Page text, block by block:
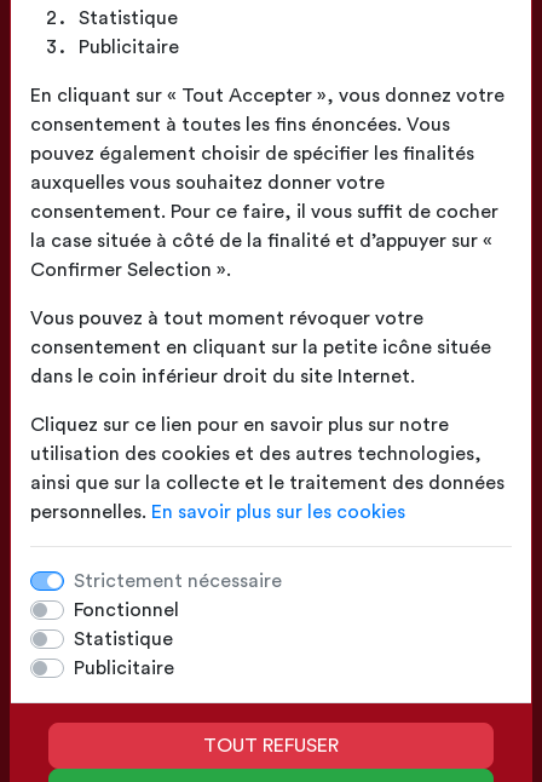
Statistique
Publicitaire
En cliquant sur « Tout Accepter », vous donnez votre
consentement à toutes les fins énoncées. Vous
pouvez également choisir de spécifier les finalités
auxquelles vous souhaitez donner votre
consentement. Pour ce faire, il vous suffit de cocher
la case située à côté de la finalité et d’appuyer sur «
Confirmer Selection ».
Vous pouvez à tout moment révoquer votre
consentement en cliquant sur la petite icône située
dans le coin inférieur droit du site Internet.
Cliquez sur ce lien pour en savoir plus sur notre
utilisation des cookies et des autres technologies,
ainsi que sur la collecte et le traitement des données
personnelles. En savoir plus sur les cookies
Strictement nécessaire
Fonctionnel
Statistique
Publicitaire
TOUT REFUSER
Fabrication
Française
proche de chez vous
Livraison
sur toute la France
Sur mesure ou Standards